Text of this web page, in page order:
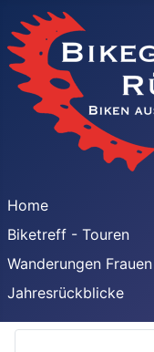
Home
Biketreff - Touren
Wanderungen Frauen
Jahresrückblicke